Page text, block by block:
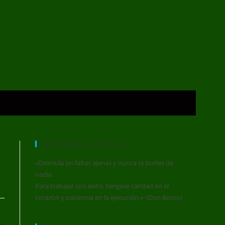
Mensaje De La Semana
«Disimula las faltas ajenas y nunca te burles de
nadie.
Para trabajar con éxito, téngase caridad en el
corazón y paciencia en la ejecución.» (Don Bosco)